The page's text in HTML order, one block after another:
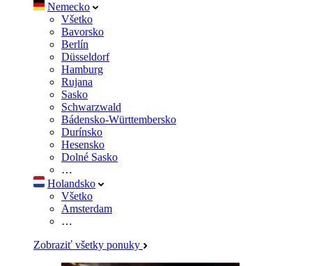
Nemecko
Všetko
Bavorsko
Berlín
Düsseldorf
Hamburg
Rujana
Sasko
Schwarzwald
Bádensko-Württembersko
Durínsko
Hesensko
Dolné Sasko
…
Holandsko
Všetko
Amsterdam
…
Zobraziť všetky ponuky